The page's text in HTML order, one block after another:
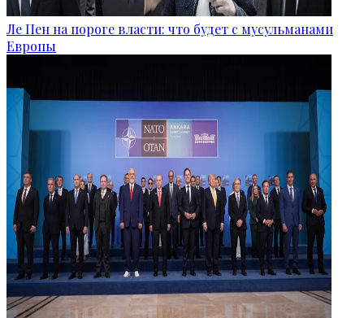
Ле Пен на пороге власти: что будет с мусульманами
Европы